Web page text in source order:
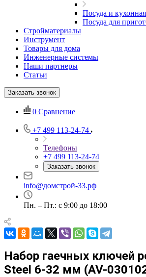
Посуда и
Посуда для
Стройматериалы
Инструмент
Товары для дома
Инженерные системы
Наши партнеры
Статьи
Заказать звонок
0 Сравнение
+7 499 113-24-74
Телефоны
+7 499 113-24-74
Заказать звонок
info@домстрой-33.рф
Пн. – Пт.: с 9:00 до 18:00
Набор гаечных ключей
Steel 6-32 мм (AV-